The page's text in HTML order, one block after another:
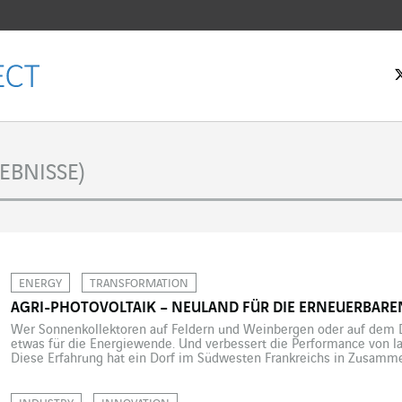
ENERGY TRANSFORMATION
AGRI-PHOTOVOLTAIK – NEULAND FÜR DIE
Wer Sonnenkollektoren auf Feldern und Weinbergen oder auf
etwas für die Energiewende. Und verbessert die Performance von
Diese Erfahrung hat ein Dorf im Südwesten Frankreichs in